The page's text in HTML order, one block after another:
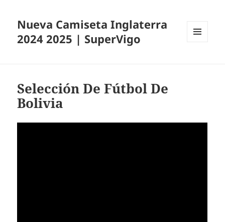
Nueva Camiseta Inglaterra
2024 2025 | SuperVigo
Selección De Fútbol De
Bolivia